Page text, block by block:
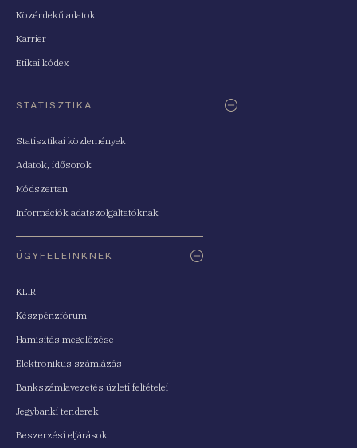
Közérdekű adatok
Karrier
Etikai kódex
STATISZTIKA
Statisztikai közlemények
Adatok, idősorok
Módszertan
Információk adatszolgáltatóknak
ÜGYFELEINKNEK
KLIR
Készpénzfórum
Hamisítás megelőzése
Elektronikus számlázás
Bankszámlavezetés üzleti feltételei
Jegybanki tenderek
Beszerzési eljárások